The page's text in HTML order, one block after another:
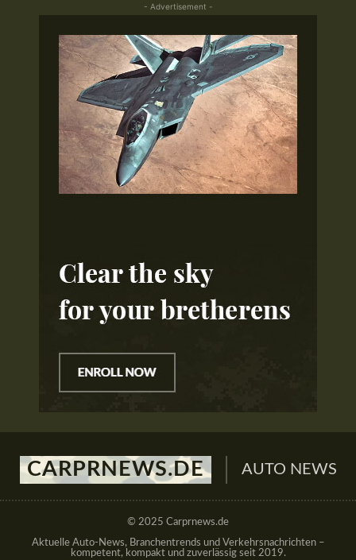
- Advertisement -
CARPRNEWS.DE AUTO NEWS
© 2025 Carprnews.de
Aktuelle Auto-News, Branchentrends und Verkehrsnachrichten –
kompetent, kompakt und zuverlässig seit 2019.